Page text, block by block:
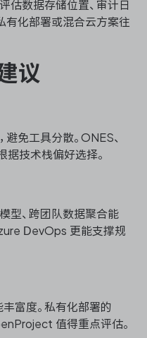
估数据存储位置、审计日
有化部署或混合云方案往
议
免工具分散。ONES、
据技术栈偏好选择。
型、跨团队数据聚合能
DevOps 更能支撑规
富度。私有化部署的
值得重点评估。